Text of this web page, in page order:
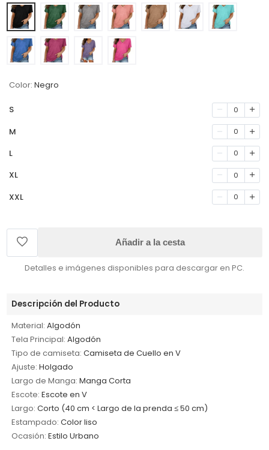
Color: Negro
S 0
M 0
L 0
XL 0
XXL 0
Añadir a la cesta
Detalles e imágenes disponibles para descargar en PC.
Descripción del Producto
Material: Algodón
Tela Principal: Algodón
Tipo de camiseta: Camiseta de Cuello en V
Ajuste: Holgado
Largo de Manga: Manga Corta
Escote: Escote en V
Largo: Corto (40 cm < Largo de la prenda ≤ 50 cm)
Estampado: Color liso
Ocasión: Estilo Urbano